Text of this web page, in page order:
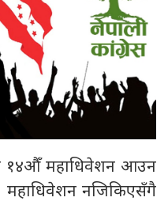
१४औँ महाधिवेशन आउन
महाधिवेशन नजिकिएसँगै